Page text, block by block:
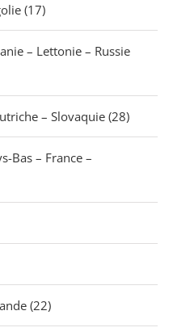
(17)
– Lettonie – Russie
– Slovaquie (28)
Bas – France –
(22)